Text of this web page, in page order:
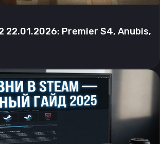
22.01.2026: Premier S4, Anubis,